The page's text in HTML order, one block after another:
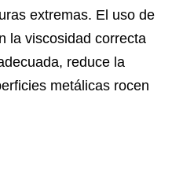
extremas. El uso de
la viscosidad correcta
reduce la
metálicas rocen